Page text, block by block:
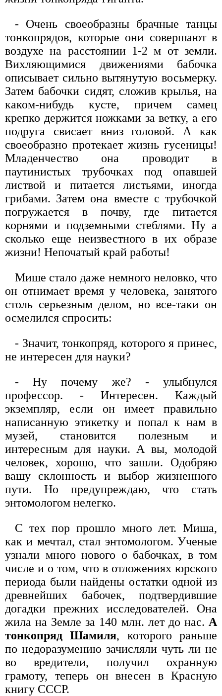
- Очень своеобразны брачные танцы
тонкопрядов, которые они совершают в
воздухе на расстоянии 1-2 м от земли.
Вихляющимися движениями бабочка
описывает сильно вытянутую восьмерку.
Затем бабочки сидят, сложив крылья, на
каком-нибудь кусте, причем самец
крепко держится ножками за ветку, а его
подруга свисает вниз головой. А как
своеобразно протекает жизнь гусеницы!
Младенчество она проводит в
паутинистых трубочках под опавшей
листвой и питается листьями, иногда
грибами. Затем она вместе с трубочкой
погружается в почву, где питается
корнями и подземными стеблями. Ну а
сколько еще неизвестного в их образе
жизни! Непочатый край работы!
Мише стало даже немного неловко, что
он отнимает время у человека, занятого
столь серьезным делом, но все-таки он
осмелился спросить:
- Значит, тонкопряд, которого я принес,
не интересен для науки?
- Ну почему же? - улыбнулся
профессор. - Интересен. Каждый
экземпляр, если он имеет правильно
написанную этикетку и попал к нам в
музей, становится полезным и
интересным для науки. А вы, молодой
человек, хорошо, что зашли. Одобряю
вашу склонность и выбор жизненного
пути. Но предупреждаю, что стать
энтомологом нелегко.
С тех пор прошло много лет. Миша,
как и мечтал, стал энтомологом. Ученые
узнали много нового о бабочках, в том
числе и о том, что в отложениях юрского
периода были найдены остатки одной из
древнейших бабочек, подтвердившие
догадки прежних исследователей. Она
жила на Земле за 140 млн. лет до нас. А
тонкопряд Шамиля, которого раньше
по недоразумению зачисляли чуть ли не
во вредители, получил охранную
грамоту, теперь он внесен в Красную
книгу СССР.